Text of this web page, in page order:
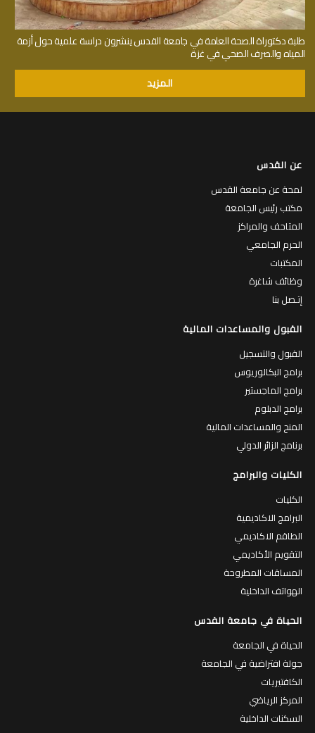
طلبة دكتوراة الصحة العامة في جامعة القدس ينشرون دراسة علمية حول أزمة
المياه والصرف الصحي في غزة
المزيد
عن القدس
لمحة عن جامعة القدس
مكتب رئيس الجامعة
المتاحف والمراكز
الحرم الجامعي
المكتبات
وظائف شاغرة
إتـصل بنا
القبول والمساعدات المالية
القبول والتسجيل
برامج البكالوريوس
برامج الماجستير
برامج الدبلوم
المنح والمساعدات المالية
برنامج الزائر الدولي
الكليات والبرامج
الكليات
البرامج الاكاديمية
الطاقم الاكاديمي
التقويم الأكاديمي
المساقات المطروحة
الهواتف الداخلية
الحياة في جامعة القدس
الحياة في الجامعة
جولة افتراضية في الجامعة
الكافتيريات
المركز الرياضي
السكنات الداخلية